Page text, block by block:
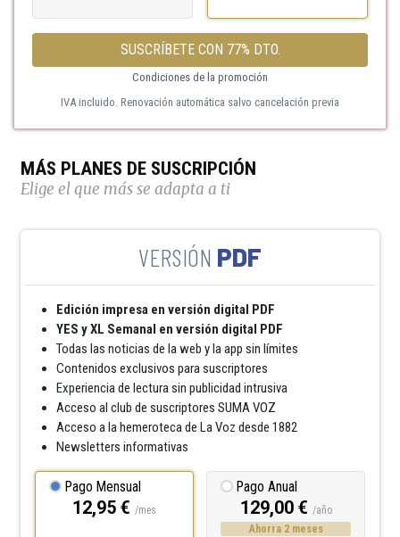
SUSCRÍBETE CON 77% DTO.
Condiciones de la promoción
IVA incluido. Renovación automática salvo cancelación previa
MÁS PLANES DE SUSCRIPCIÓN
Elige el que más se adapta a ti
PDF
Edición impresa en versión digital PDF
YES y XL Semanal en versión digital PDF
Todas las noticias de la web y la app sin límites
Contenidos exclusivos para suscriptores
Experiencia de lectura sin publicidad intrusiva
Acceso al club de suscriptores SUMA VOZ
Acceso a la hemeroteca de La Voz desde 1882
Newsletters informativas
Pago Mensual
12,95 € /mes
Pago Anual
129,00 € /año
Ahorra 2 meses